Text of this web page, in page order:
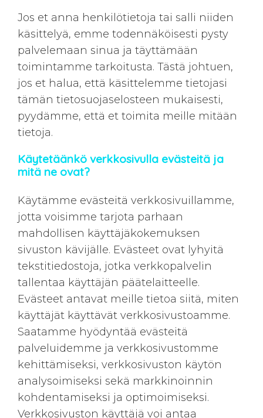
Jos et anna henkilötietoja tai salli niiden
käsittelyä, emme todennäköisesti pysty
palvelemaan sinua ja täyttämään
toimintamme tarkoitusta. Tästä johtuen,
jos et halua, että käsittelemme tietojasi
tämän tietosuojaselosteen mukaisesti,
pyydämme, että et toimita meille mitään
tietoja.
Käytetäänkö verkkosivulla evästeitä ja
mitä ne ovat?
Käytämme evästeitä verkkosivuillamme,
jotta voisimme tarjota parhaan
mahdollisen käyttäjäkokemuksen
sivuston kävijälle. Evästeet ovat lyhyitä
tekstitiedostoja, jotka verkkopalvelin
tallentaa käyttäjän päätelaitteelle.
Evästeet antavat meille tietoa siitä, miten
käyttäjät käyttävät verkkosivustoamme.
Saatamme hyödyntää evästeitä
palveluidemme ja verkkosivustomme
kehittämiseksi, verkkosivuston käytön
analysoimiseksi sekä markkinoinnin
kohdentamiseksi ja optimoimiseksi.
Verkkosivuston käyttäjä voi antaa